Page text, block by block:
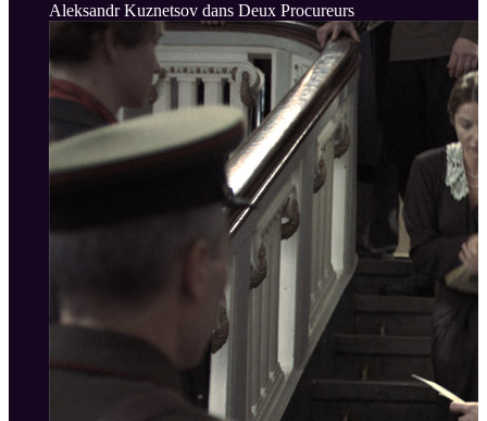
Aleksandr Kuznetsov dans Deux Procureurs